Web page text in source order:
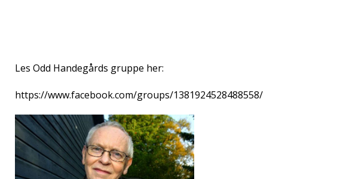
Les Odd Handegårds gruppe her:
https://www.facebook.com/groups/1381924528488558/